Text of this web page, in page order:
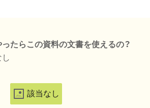
ったらこの資料の文書を使えるの？
該当なし